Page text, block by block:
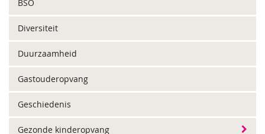
BSO
Diversiteit
Duurzaamheid
Gastouderopvang
Geschiedenis
Gezonde kinderopvang